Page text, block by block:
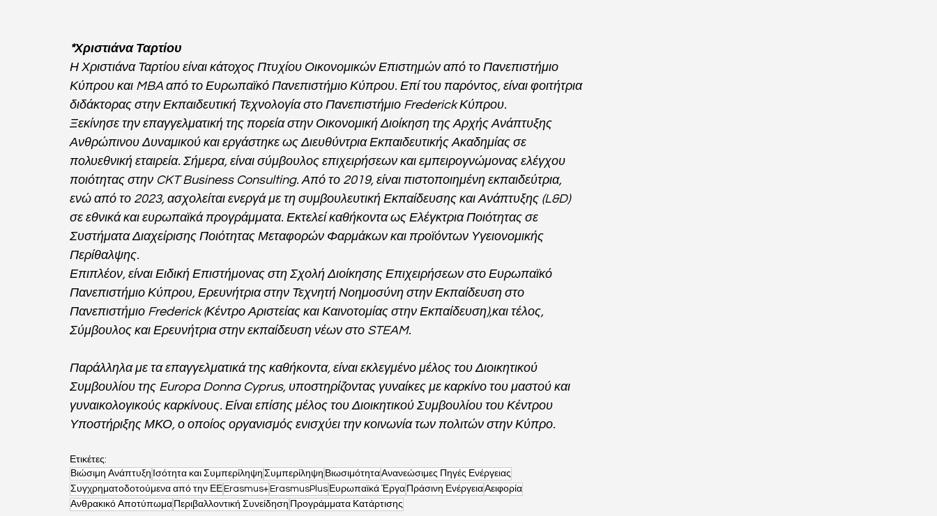
*Χριστιάνα Ταρτίου
Η Χριστιάνα Ταρτίου είναι κάτοχος Πτυχίου Οικονομικών Επιστημών από το Πανεπιστήμιο
Κύπρου και MBA από το Ευρωπαϊκό Πανεπιστήμιο Κύπρου. Επί του παρόντος, είναι φοιτήτρια
διδάκτορας στην Εκπαιδευτική Τεχνολογία στο Πανεπιστήμιο Frederick Κύπρου.
Ξεκίνησε την επαγγελματική της πορεία στην Οικονομική Διοίκηση της Αρχής Ανάπτυξης
Ανθρώπινου Δυναμικού και εργάστηκε ως Διευθύντρια Εκπαιδευτικής Ακαδημίας σε
πολυεθνική εταιρεία. Σήμερα, είναι σύμβουλος επιχειρήσεων και εμπειρογνώμονας ελέγχου
ποιότητας στην CKT Business Consulting. Από το 2019, είναι πιστοποιημένη εκπαιδεύτρια,
ενώ από το 2023, ασχολείται ενεργά με τη συμβουλευτική Εκπαίδευσης και Ανάπτυξης (L&D)
σε εθνικά και ευρωπαϊκά προγράμματα. Εκτελεί καθήκοντα ως Ελέγκτρια Ποιότητας σε
Συστήματα Διαχείρισης Ποιότητας Μεταφορών Φαρμάκων και προϊόντων Υγειονομικής
Περίθαλψης.
Επιπλέον, είναι Ειδική Επιστήμονας στη Σχολή Διοίκησης Επιχειρήσεων στο Ευρωπαϊκό
Πανεπιστήμιο Κύπρου, Ερευνήτρια στην Τεχνητή Νοημοσύνη στην Εκπαίδευση στο
Πανεπιστήμιο Frederick (Κέντρο Αριστείας και Καινοτομίας στην Εκπαίδευση),και τέλος,
Σύμβουλος και Ερευνήτρια στην εκπαίδευση νέων στο STEAM.
Παράλληλα με τα επαγγελματικά της καθήκοντα, είναι εκλεγμένο μέλος του Διοικητικού
Συμβουλίου της Europa Donna Cyprus, υποστηρίζοντας γυναίκες με καρκίνο του μαστού και
γυναικολογικούς καρκίνους. Είναι επίσης μέλος του Διοικητικού Συμβουλίου του Κέντρου
Υποστήριξης ΜΚΟ, ο οποίος οργανισμός ενισχύει την κοινωνία των πολιτών στην Κύπρο.
Ετικέτες:
Βιώσιμη Ανάπτυξη Ισότητα και Συμπερίληψη Συμπερίληψη ΒιωσιμότηταΑνανεώσιμες Πηγές Ενέργειας
Συγχρηματοδοτούμενα από την ΕΕ Erasmus+ ErasmusPlus Ευρωπαϊκά Έργα Πράσινη ΕνέργειαΑειφορία
Ανθρακικό Αποτύπωμα Περιβαλλοντική Συνείδηση Προγράμματα Κατάρτισης